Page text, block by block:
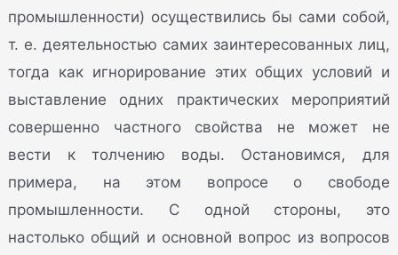
промышленности) осуществились бы сами собой,
т. е. деятельностью самих заинтересованных лиц,
тогда как игнорирование этих общих условий и
выставление одних практических мероприятий
совершенно частного свойства не может не
вести к толчению воды. Остановимся, для
примера, на этом вопросе о свободе
промышленности. С одной стороны, это
настолько общий и основной вопрос из вопросов